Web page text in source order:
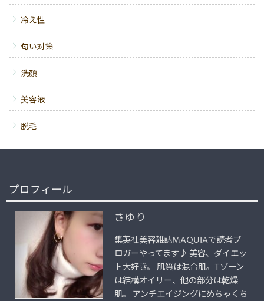
冷え性
匂い対策
洗顔
美容液
脱毛
プロフィール
さゆり
集英社美容雑誌MAQUIAで読者ブ
ロガーやってます♪ 美容、ダイエッ
ト大好き。 肌質は混合肌。Tゾーン
は結構オイリー、他の部分は乾燥
肌。 アンチエイジングにめちゃくち